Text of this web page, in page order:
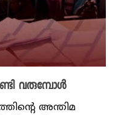
വരുമ്പോൾ
അന്തിമ